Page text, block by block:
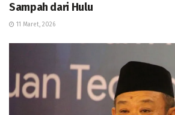
Sampah dari Hulu
11 Maret, 2026